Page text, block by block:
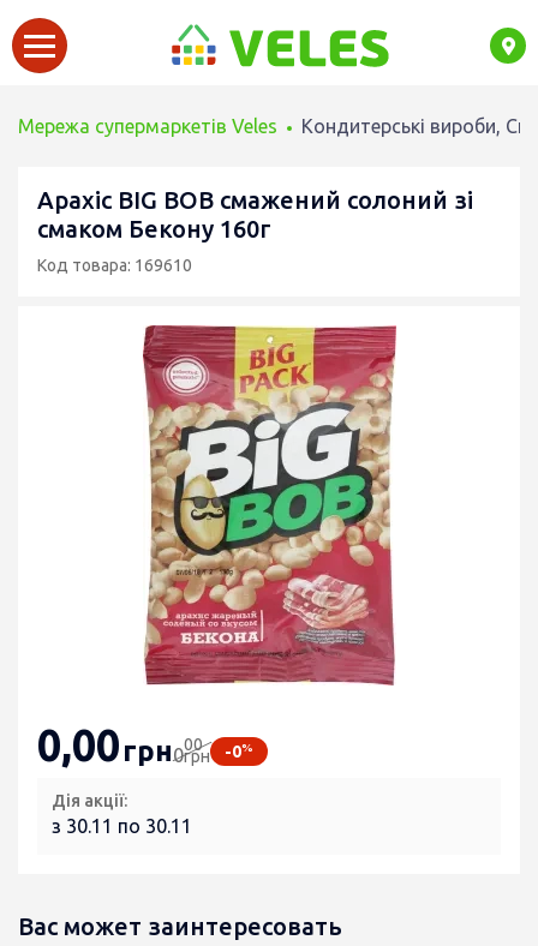
Мережа супермаркетів Veles Кондитерські вироби,
Арахіс BIG BOB смажений солоний зі
смаком Бекону 160г
Код товара: 169610
0,00грн000
грн -0%
Дія акції:
з 30.11 по 30.11
Вас может заинтересовать